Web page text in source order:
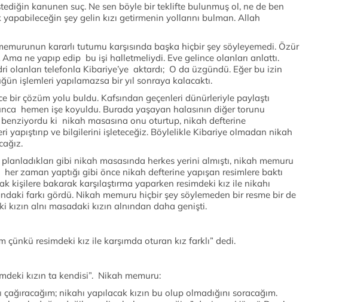
kanunen suç. Ne sen böyle bir teklifte bulunmuş ol, ne de ben
yapabileceğin şey gelin kızı getirmenin yollarını bulman. Allah
kararlı tutumu karşısında başka hiçbir şey söyleyemedi. Özür
Ama ne yapıp edip bu işi halletmeliydi. Eve gelince olanları anlattı.
olanları telefonla Kibariye’ye aktardı; O da üzgündü. Eğer bu izin
işlemleri yapılamazsa bir yıl sonraya kalacaktı.
bir çözüm yolu buldu. Kafsından geçenleri dünürleriyle paylaştı
hemen işe koyuldu. Burada yaşayan halasının diğer torunu
benziyordu ki nikah masasına onu oturtup, nikah defterine
yapıştırıp ve bilgilerini işleteceğiz. Böylelikle Kibariye olmadan nikah
gibi nikah masasında herkes yerini almıştı, nikah memuru
zaman yaptığı gibi önce nikah defterine yapışan resimlere baktı
kişilere bakarak karşılaştırma yaparken resimdeki kız ile nikahı
farkı gördü. Nikah memuru hiçbir şey söylemeden bir resme bir de
kızın alnı masadaki kızın alnından daha genişti.
çünkü resimdeki kız ile karşımda oturan kız farklı” dedi.
kızın ta kendisi”. Nikah memuru:
nikahı yapılacak kızın bu olup olmadığını soracağım.